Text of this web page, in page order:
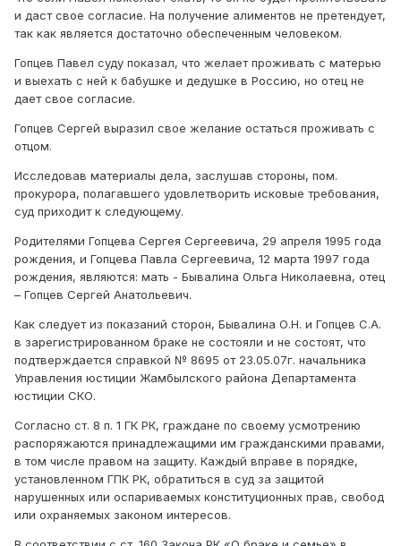
и даст свое согласие. На получение алиментов не претендует,
так как является достаточно обеспеченным человеком.
Гопцев Павел суду показал, что желает проживать с матерью
и выехать с ней к бабушке и дедушке в Россию, но отец не
дает свое согласие.
Гопцев Сергей выразил свое желание остаться проживать с
отцом.
Исследовав материалы дела, заслушав стороны, пом.
прокурора, полагавшего удовлетворить исковые требования,
суд приходит к следующему.
Родителями Гопцева Сергея Сергеевича, 29 апреля 1995 года
рождения, и Гопцева Павла Сергеевича, 12 марта 1997 года
рождения, являются: мать - Бывалина Ольга Николаевна, отец
– Гопцев Сергей Анатольевич.
Как следует из показаний сторон, Бывалина О.Н. и Гопцев С.А.
в зарегистрированном браке не состояли и не состоят, что
подтверждается справкой № 8695 от 23.05.07г. начальника
Управления юстиции Жамбылского района Департамента
юстиции СКО.
Согласно ст. 8 п. 1 ГК РК, граждане по своему усмотрению
распоряжаются принадлежащими им гражданскими правами,
в том числе правом на защиту. Каждый вправе в порядке,
установленном ГПК РК, обратиться в суд за защитой
нарушенных или оспариваемых конституционных прав, свобод
или охраняемых законом интересов.